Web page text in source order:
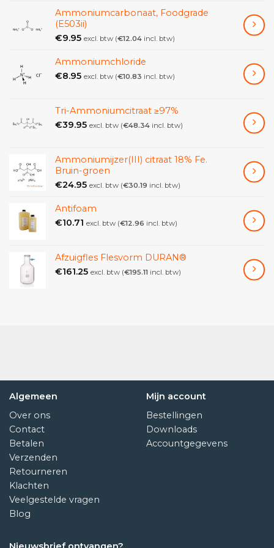
16 mm 150 mm
Papierfilter-Ø 240-
250 mm 30 mm 175 mm
Ammoniumcarbonaat, Foodgrade
(E503ii)
€9.95 excl. btw (€12.04 incl. btw)
Ammoniumchloride
€8.95 excl. btw (€10.83 incl. btw)
Tri-Ammoniumcitraat ≥97%
€39.95 excl. btw (€48.34 incl. btw)
Ammoniumijzer(III) citraat 18% Fe.
Bruin-groen
€24.95 excl. btw (€30.19 incl. btw)
Antifoam
€10.71 excl. btw (€12.96 incl. btw)
Afzuigfles Flesvorm DURAN®
€161.25 excl. btw (€195.11 incl. btw)
Algemeen
Over ons
Contact
Betalen
Verzenden
Retourneren
Klachten
Veelgestelde vragen
Blog
Mijn account
Bestellingen
Downloads
Accountgegevens